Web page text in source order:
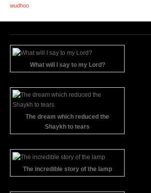
wudhoo
What will I say to my Lord?
The dream which reduced the
Shaykh to tears
The incredible story of the lamp